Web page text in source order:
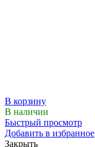
В корзину
В наличии
Быстрый просмотр
Добавить в избранное
Закрыть